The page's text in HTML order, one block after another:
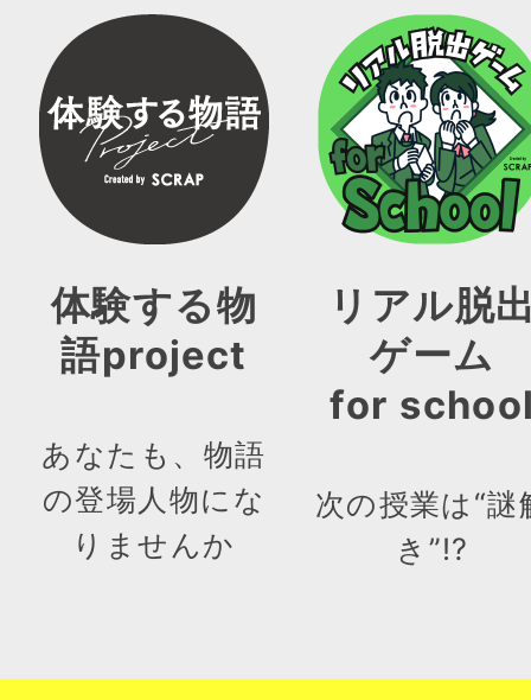
体験する物
語project
あなたも、物語
の登場人物にな
りませんか
リアル脱
ゲーム
for
次の授業は“謎
き”!?